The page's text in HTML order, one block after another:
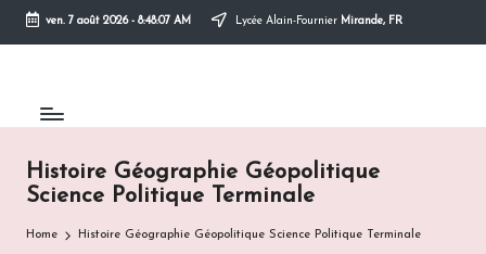
Skip
ven. 7 août 2026- 8:48:08 AM Lycée Alain-Fournier Mirande, FR
Histoire Géographie Géopolitique
Science Politique Terminale
Home Histoire Géographie Géopolitique Science Politique Terminale